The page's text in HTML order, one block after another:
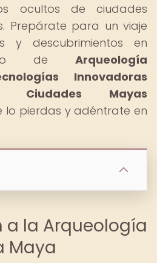
ocultos de ciudades
Prepárate para un viaje
y descubrimientos en
de Arqueología
Innovadoras
Ciudades Mayas
lo pierdas y adéntrate en
la Arqueología
Maya